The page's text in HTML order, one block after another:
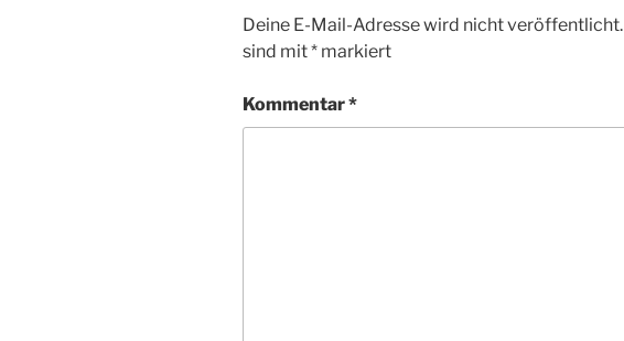
Deine E-Mail-Adresse wird nicht veröffentlicht.
sind mit* markiert
Kommentar*